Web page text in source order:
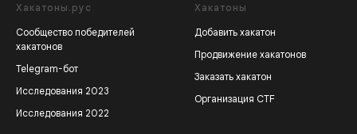
Хакатоны.рус
Сообщество победителей
хакатонов
Telegram-бот
Исследования 2023
Исследования 2022
Хакатоны
Добавить хакатон
Продвижение хакатонов
Заказать хакатон
Организация CTF